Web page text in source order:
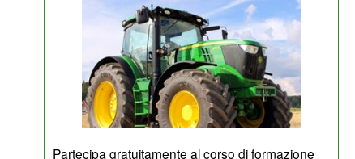
Partecipa gratuitamente al corso di formazione